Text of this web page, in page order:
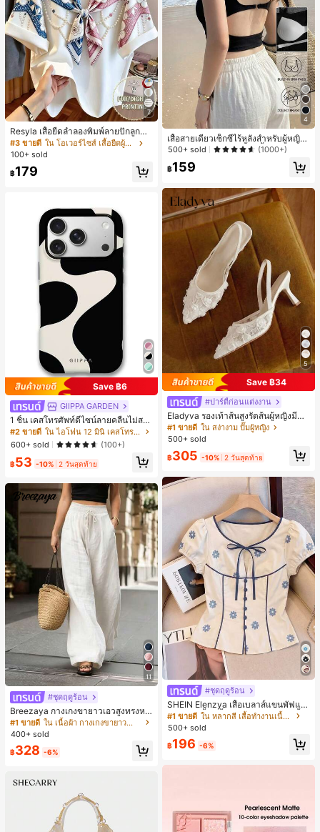
7
Resyla เสื้อยืดลำลองพิมพ์ลายปักลูกปัด
รูปโบว์ขนาดใหญ่สำหรับผู้หญิง
#3 ขายดี
ใน โอเวอร์ไซส์ เสื้อยืดผู้หญิง
100+ sold
฿179
Save ฿6
GIIPPA GARDEN
1 ชิ้น เคสโทรศัพท์ดีไซน์ลายคลื่นไม่สม
มาตรสำหรับ Phone 17 Pro Max, เหม
าะสำหรับ Phone 16 Pro Max, 15 Pro
Max, 14 Pro Max, เคสโทรศัพท์สไตล์เ
กาหลีและน่าสนใจ, เข้ากันได้กับ 11/12/
13/14/15/16 Pro Max Plus, ดีไซน์หรู
ขวัญในอุดมคติสำหรับคริสต์มาส, วันว
าเลนไทน์, อีสเตอร์, ฤดูแต่งงานและวันเ
กิดสำหรับแฟนสาว
#2 ขายดี
ใน ไอโฟน 12 มินิ เคสโทรศัพท์แฟชั่น
600+ sold
(100+)
฿53 -10% 2 วันสุดท้าย
11
#ชุดฤดูร้อน
Breezaya กางเกงขายาวเอวสูงทรงหล
วมขาบานสำหรับผู้หญิง สีขาวเรียบหรูส
ไตล์ชิค เหมาะสำหรับใส่เที่ยวทะเล วันห
ยโอกาสในชีวิตประจำวัน
#1 ขายดี
ใน เนื้อผ้า กางเกงขายาวลำลองผ้า
400+ sold
฿328 -6%
4
เสื้อสายเดี่ยวเซ็กซี่ไร้หลังสำหรับผู้หญิง
พร้อมบราแบบมีฟองน้ำ, เสื้อกล้ามแขน
500+ sold (1000+)
฿159
5
Save ฿34
#ปาร์ตี้ก่อนแต่งงาน
Eladyva รองเท้าส้นสูงรัดส้นผู้หญิงมีดอ
กไม้ประดับตาข่ายเสริมและสามารถสว
มได้สองแบบ ส้นสูง 7 ซม. รูปแบบโรมัน
#1 ขายดี ใน สง่างาม ปั๊มผู้หญิง
500+ sold
฿305 -10% 2 วันสุดท้าย
#ชุดฤดูร้อน
SHEIN Elenzya เสื้อเบลาส์แขนพัฟแต่
งระบายสีพื้นสีน้ำเงินสำหรับผู้หญิง, เสื้อ
ครอปเข้ารูปผูกโบว์คอวีตัดกันสำหรับฤ
#1 ขายดี
ใน หลากสี เสื้อทำงานเนื้อผ้านุ่ม
500+ sold
฿196 -6%